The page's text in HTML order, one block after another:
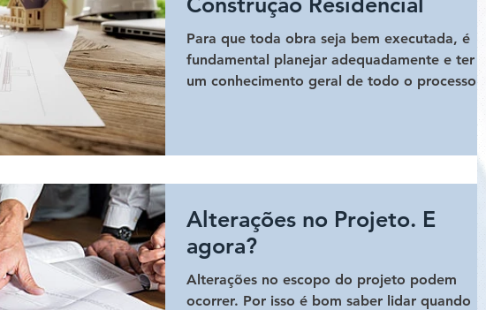
Para que toda obra seja bem executada, é
fundamental planejar adequadamente e ter
um conhecimento geral de todo o processo
Alterações no Projeto. E
agora?
Alterações no escopo do projeto podem
ocorrer. Por isso é bom saber lidar quando